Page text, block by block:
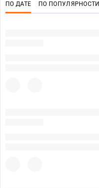
ПО ДАТЕ ПО ПОПУЛЯРНОСТИ